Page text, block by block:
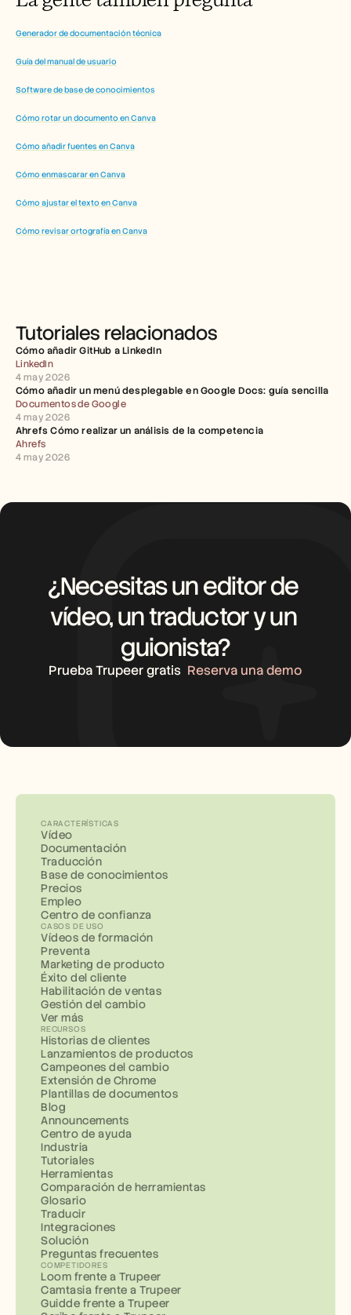
Generador de documentación técnica
Guía del manual de usuario
Software de base de conocimientos
Cómo rotar un documento en Canva
Cómo añadir fuentes en Canva
Cómo enmascarar en Canva
Cómo ajustar el texto en Canva
Cómo revisar ortografía en Canva
Tutoriales relacionados
Cómo añadir GitHub a LinkedIn
LinkedIn
4 may 2026
Cómo añadir un menú desplegable en Google Docs: guía sencilla
Documentos de Google
4 may 2026
Ahrefs Cómo realizar un análisis de la competencia
Ahrefs
4 may 2026
¿Necesitas un editor de
vídeo, un traductor y un
guionista?
Prueba Trupeer gratis Reserva una demo
CARACTERÍSTICAS
Vídeo
Documentación
Traducción
Base de conocimientos
Precios
Empleo
Centro de confianza
CASOS DE USO
Vídeos de formación
Preventa
Marketing de producto
Éxito del cliente
Habilitación de ventas
Gestión del cambio
Ver más
RECURSOS
Historias de clientes
Lanzamientos de productos
Campeones del cambio
Extensión de Chrome
Plantillas de documentos
Blog
Announcements
Centro de ayuda
Industria
Tutoriales
Herramientas
Comparación de herramientas
Glosario
Traducir
Integraciones
Solución
Preguntas frecuentes
COMPETIDORES
Loom frente a Trupeer
Camtasia frente a Trupeer
Guidde frente a Trupeer